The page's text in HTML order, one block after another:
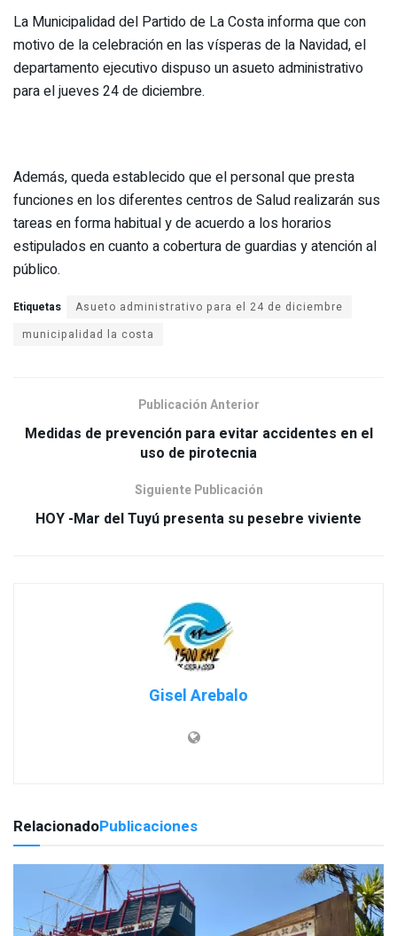
La Municipalidad del Partido de La Costa informa que con
motivo de la celebración en las vísperas de la Navidad, el
departamento ejecutivo dispuso un asueto administrativo
para el jueves 24 de diciembre.
Además, queda establecido que el personal que presta
funciones en los diferentes centros de Salud realizarán sus
tareas en forma habitual y de acuerdo a los horarios
estipulados en cuanto a cobertura de guardias y atención al
público.
Etiquetas
Asueto administrativo para el 24 de diciembre
municipalidad la costa
Publicación Anterior
Medidas de prevención para evitar accidentes en el
uso de pirotecnia
Siguiente Publicación
HOY -Mar del Tuyú presenta su pesebre viviente
Gisel Arebalo
RelacionadoPublicaciones